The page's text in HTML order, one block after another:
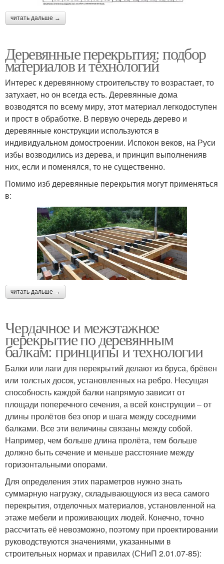
читать дальше →
Деревянные перекрытия: подбор
материалов и технологий
Интерес к деревянному строительству то возрастает, то
затухает, но он всегда есть. Деревянные дома
возводятся по всему миру, этот материал легкодоступен
и прост в обработке. В первую очередь дерево и
деревянные конструкции используются в
индивидуальном домостроении. Испокон веков, на Руси
избы возводились из дерева, и принцип выполненияв
них, если и поменялся, то не существенно.
Помимо изб деревянные перекрытия могут применяться
в:
читать дальше →
Чердачное и межэтажное
перекрытие по деревянным
балкам: принципы и технологии
Балки или лаги для перекрытий делают из бруса, брёвен
или толстых досок, установленных на ребро. Несущая
способность каждой балки напрямую зависит от
площади поперечного сечения, а всей конструкции – от
длины пролётов без опор и шага между соседними
балками. Все эти величины связаны между собой.
Например, чем больше длина пролёта, тем больше
должно быть сечение и меньше расстояние между
горизонтальными опорами.
Для определения этих параметров нужно знать
суммарную нагрузку, складывающуюся из веса самого
перекрытия, отделочных материалов, установленной на
этаже мебели и проживающих людей. Конечно, точно
рассчитать её невозможно, поэтому при проектировании
руководствуются значениями, указанными в
строительных нормах и правилах (СНиП 2.01.07-85):